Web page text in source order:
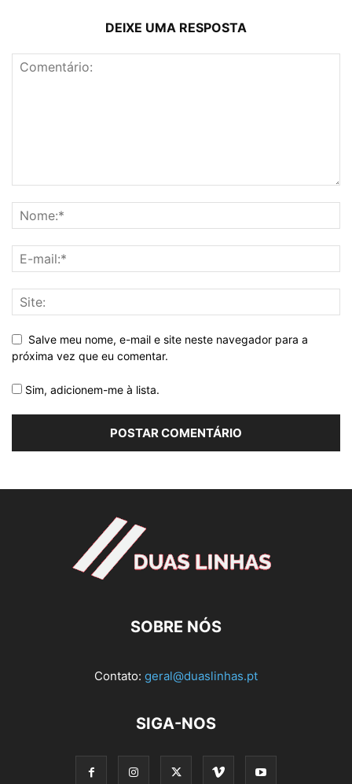
DEIXE UMA RESPOSTA
Salve meu nome, e-mail e site neste navegador para a
próxima vez que eu comentar.
Sim, adicionem-me à lista.
SOBRE NÓS
Contato: geral@duaslinhas.pt
SIGA-NOS